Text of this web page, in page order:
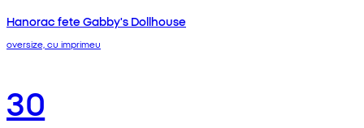
Hanorac fete Gabby's Dollhouse
oversize, cu imprimeu
30